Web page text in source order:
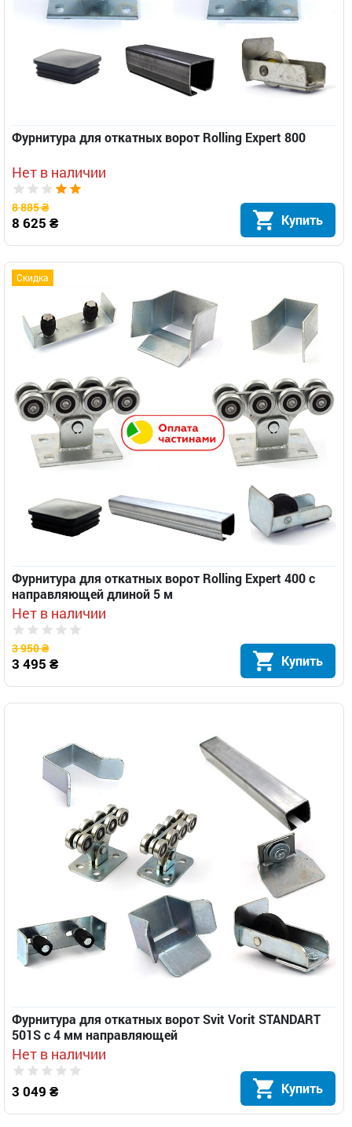
Фурнитура для откатных ворот Rolling Expert 800
Нет в наличии
8 885 ₴
8 625 ₴ Купить
Скидка
Фурнитура для откатных ворот Rolling Expert 400 с
направляющей длиной 5 м
Нет в наличии
3 950 ₴
3 495 ₴ Купить
Фурнитура для откатных ворот Svit Vorit STANDART
501S с 4 мм направляющей
Нет в наличии
3 049 ₴ Купить